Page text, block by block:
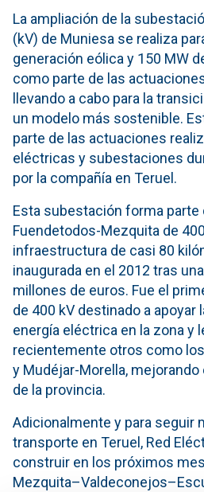
La ampliación de la
(kV) de Muniesa se realiza
generación eólica y 150 MW
como parte de las
llevando a cabo para la
un modelo más sostenible.
parte de las actuaciones
eléctricas y subestaciones
por la compañía en Teruel.
Esta subestación forma parte
Fuendetodos-Mezquita de
infraestructura de casi 80
inaugurada en el 2012 tras
millones de euros. Fue el
de 400 kV destinado a apoyar
energía eléctrica en la zona y
recientemente otros como
y Mudéjar-Morella,
de la provincia.
Adicionalmente y para seguir
transporte en Teruel, Red
construir en los próximos